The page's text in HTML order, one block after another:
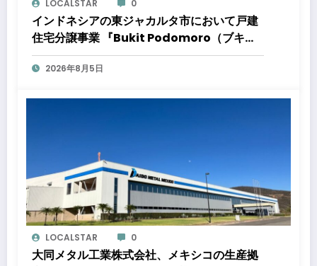
LOCALSTAR 0
インドネシアの東ジャカルタ市において戸建
住宅分譲事業 『Bukit Podomoro（ブキッ
ト ポドモロ）』に参画しますタウンハウスと
ショップハウスを合わせた総戸数432戸のプ
2026年8月5日
LOCALSTAR 0
大同メタル工業株式会社、メキシコの生産拠